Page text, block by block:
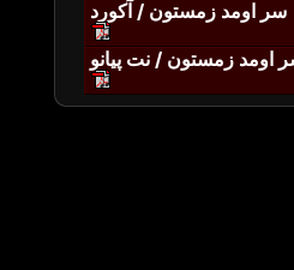
سر اومد زمستون / آکورد
اومد زمستون / نت پیانو